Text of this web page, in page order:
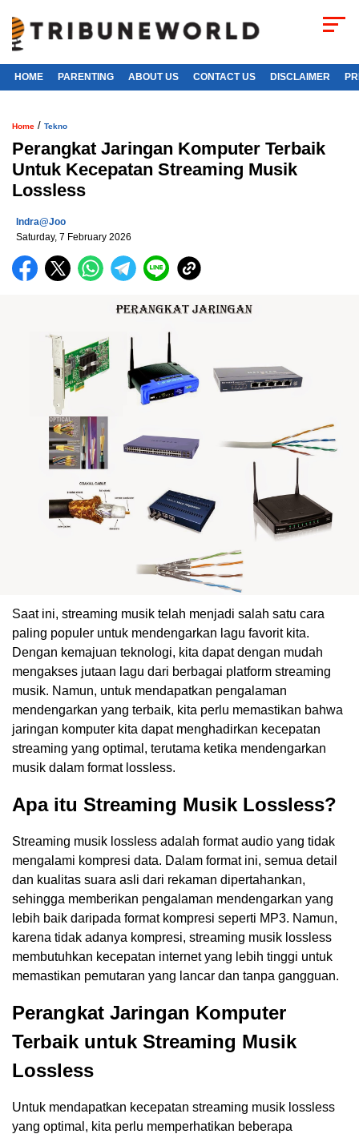
HOME PARENTING ABOUT US CONTACT US DISCLAIMER
Home / Tekno
Perangkat Jaringan Komputer Terbaik
Untuk Kecepatan Streaming Musik
Lossless
Indra@joo
Saturday, 7 February 2026
Saat ini, streaming musik telah menjadi salah satu cara
paling populer untuk mendengarkan lagu favorit kita.
Dengan kemajuan teknologi, kita dapat dengan mudah
mengakses jutaan lagu dari berbagai platform streaming
musik. Namun, untuk mendapatkan pengalaman
mendengarkan yang terbaik, kita perlu memastikan bahwa
jaringan komputer kita dapat menghadirkan kecepatan
streaming yang optimal, terutama ketika mendengarkan
musik dalam format lossless.
Apa itu Streaming Musik Lossless?
Streaming musik lossless adalah format audio yang tidak
mengalami kompresi data. Dalam format ini, semua detail
dan kualitas suara asli dari rekaman dipertahankan,
sehingga memberikan pengalaman mendengarkan yang
lebih baik daripada format kompresi seperti MP3. Namun,
karena tidak adanya kompresi, streaming musik lossless
membutuhkan kecepatan internet yang lebih tinggi untuk
memastikan pemutaran yang lancar dan tanpa gangguan.
Perangkat Jaringan Komputer
Terbaik untuk Streaming Musik
Lossless
Untuk mendapatkan kecepatan streaming musik lossless
yang optimal, kita perlu memperhatikan beberapa